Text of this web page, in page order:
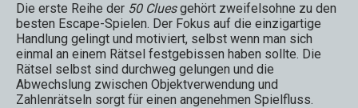
Die erste Reihe der 50 Cluesgehört zweifelsohne zu den
besten Escape-Spielen. Der Fokus auf die einzigartige
Handlung gelingt und motiviert, selbst wenn man sich
einmal an einem Rätsel festgebissen haben sollte. Die
Rätsel selbst sind durchweg gelungen und die
Abwechslung zwischen Objektverwendung und
Zahlenrätseln sorgt für einen angenehmen Spielfluss.